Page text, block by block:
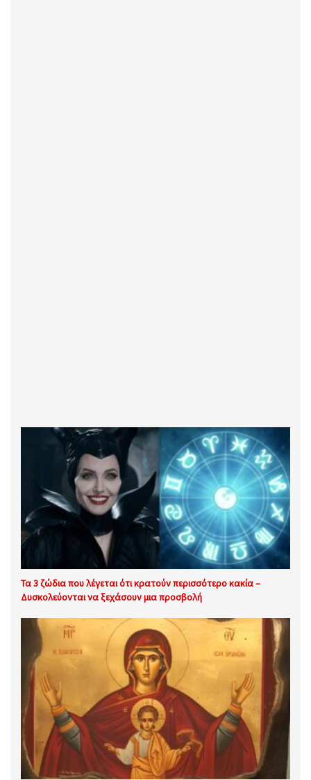
Τα 3 ζώδια που λέγεται ότι κρατούν περισσότερο κακία –
Δυσκολεύονται να ξεχάσουν μια προσβολή